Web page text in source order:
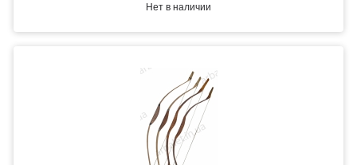
Нет в наличии